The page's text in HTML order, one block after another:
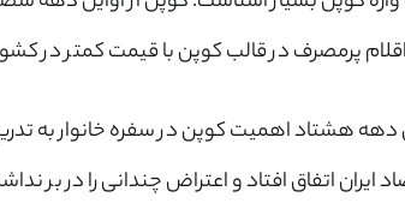
پرمصرف در قالب کوپن با قیمت کمتر در
دهه هشتاد اهمیت کوپن در سفره خانوار به
اتفاق افتاد و اعتراض چندانی را در بر